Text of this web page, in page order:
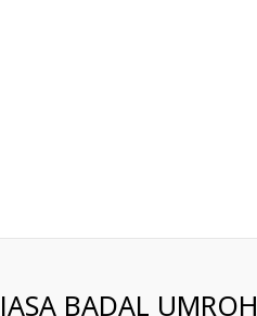
JASA BADAL UMROH